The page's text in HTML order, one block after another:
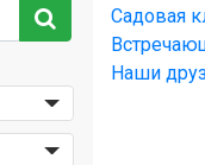
Садовая
Наши